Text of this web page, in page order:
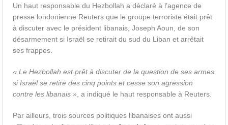
Un haut responsable du Hezbollah a déclaré à l’agence de
presse londonienne Reuters que le groupe terroriste était prêt
à discuter avec le président libanais, Joseph Aoun, de son
désarmement si Israël se retirait du sud du Liban et arrêtait
ses frappes.
« Le Hezbollah est prêt à discuter de la question de ses armes
si Israël se retire des cinq points et cesse son agression
contre les libanais », a indiqué le haut responsable à Reuters.
Par ailleurs, trois sources politiques libanaises ont aussi